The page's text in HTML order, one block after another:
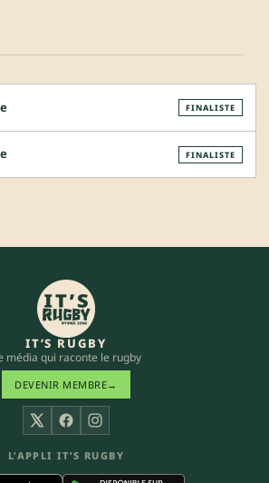
FINALISTE
FINALISTE
IT’S RUGBY
média qui raconte le rugby
DEVENIR MEMBRE→
X FacebookInstagram
L’APPLI IT’S RUGBY